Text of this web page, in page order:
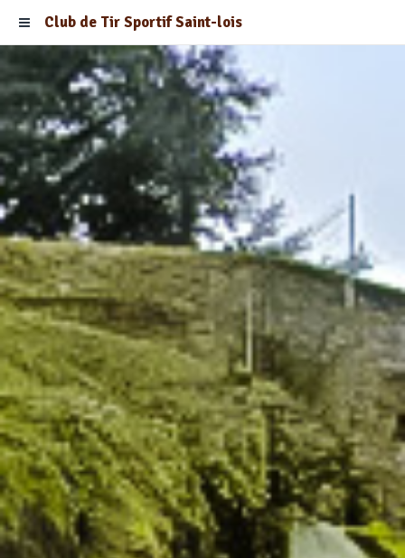
Club de Tir Sportif Saint-lois